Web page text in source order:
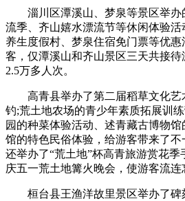
淄川区潭溪山、梦泉等景区举办
流季、齐山嬉水漂流节等休闲体验
养生度假村、梦泉住宿免门票等优
客，仅潭溪山和齐山景区三天共接待
2.5万多人次。
高青县举办了第二届稻草文化艺
钓;荒土地农场的青少年素质拓展训
园的种菜体验活动、述青藏古博物
馆的特色民俗体验，给游客带来了不
还举办了“荒土地”杯高青旅游赏花
庆五一荒土地篝火晚会，使游客流连
桓台县王渔洋故里景区举办了碑